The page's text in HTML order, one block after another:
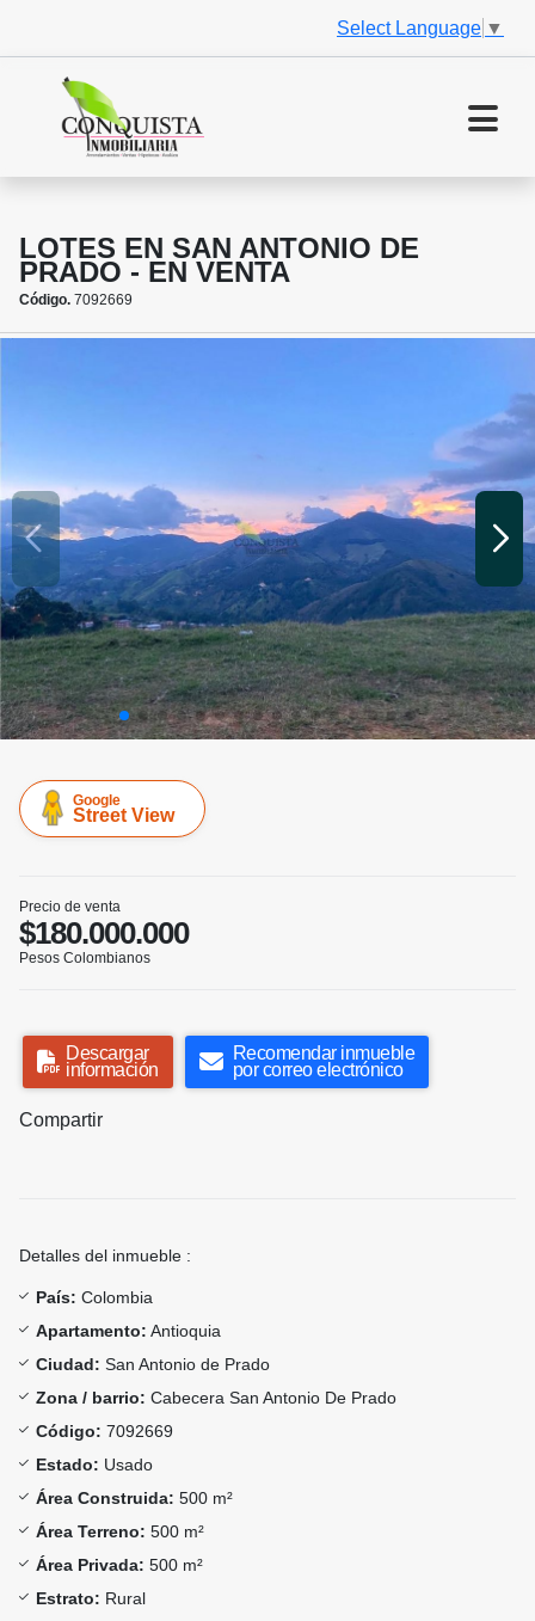
Select Language ▼
LOTES EN SAN ANTONIO DE
PRADO - EN VENTA
Código. 7092669
Google
Street View
Precio de venta
$180.000.000
Pesos Colombianos
Descargar
información
Recomendar inmueble
por correo electrónico
Compartir
Detalles del inmueble :
País: Colombia
Apartamento: Antioquia
Ciudad: San Antonio de Prado
Zona / barrio: Cabecera San Antonio De Prado
Código: 7092669
Estado: Usado
Área Construida: 500 m²
Área Terreno: 500 m²
Área Privada: 500 m²
Estrato: Rural